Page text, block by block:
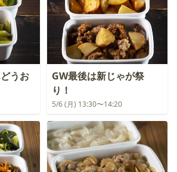
うお
GW最後は新じゃが祭
り！
5/6 (月) 13:30〜14:20